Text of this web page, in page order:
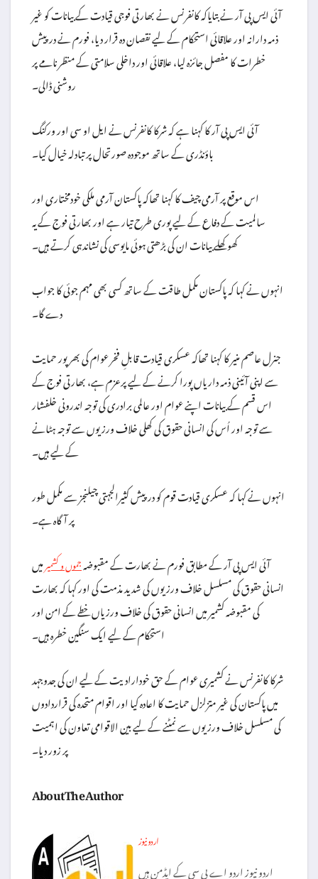
آئی ایس پی آر نے بتایاکہ کانفرنس نے بھارتی فوجی قیادت کے بیانات کو غیر
ذمہ دارانہ اور علاقائی استحکام کے لیے نقصان دہ قرار دیا، فورم نے درپیش
خطرات کا مفصل جائزہ لیا، علاقائی اور داخلی سلامتی کے منظر نامے پر
روشنی ڈالی۔
آئی ایس پی آر کا کہنا ہے کہ شرکا کانفرنس نے ایل او سی اور ورکنگ
باؤنڈری کے ساتھ موجودہ صورتحال پر تبادلہ خیال کیا۔
اس موقع پر آرمی چیف کا کہنا تھاکہ پاکستان آرمی ملکی خودمختاری اور
سالمیت کے دفاع کے لیے پوری طرح تیار ہے اور بھارتی فوج کے یہ
کھوکھلے بیانات ان کی بڑھتی ہوئی مایوسی کی نشاندہی کرتے ہیں۔
انہوں نے کہا کہ پاکستان مکمل طاقت کے ساتھ کسی بھی مہم جوئی کا جواب
دے گا۔
جنرل عاصم منیر کا کہنا تھاکہ عسکری قیادت قابلِ فخر عوام کی بھرپور حمایت
سے اپنی آئینی ذمہ داریاں پورا کرنے کے لیے پرعزم ہے، بھارتی فوج کے
اس قسم کے بیانات اپنے عوام اور عالمی برادری کی توجہ اندرونی خلفشار
سے توجہ اور اُس کی انسانی حقوق کی کھلی خلاف ورزیوں سے توجہ ہٹانے
کے لیے ہیں۔
انہوں نے کہا کہ عسکری قیادت قوم کو درپیش کثیرالجہتی چیلنجز سے مکمل طور
پر آگاہ ہے۔
آئی ایس پی آر کے مطابق فورم نے بھارت کے مقبوضہجموں و کشمیرمیں
انسانی حقوق کی مسلسل خلاف ورزیوں کی شدید مذمت کی اور کہا کہ بھارت
کی مقبوضہ کشمیر میں انسانی حقوق کی خلاف ورزیاں خطے کے امن اور
استحکام کے لیے ایک سنگین خطرہ ہیں۔
شرکا کانفرنس نے کشمیری عوام کے حق خودارادیت کے لیے ان کی جدوجہد
میں پاکستان کی غیر متزلزل حمایت کا اعادہ کیا اور اقوام متحدہ کی قراردادوں
کی مسلسل خلاف ورزیوں سے نمٹنے کے لیے بین الاقوامی تعاون کی اہمیت
پر زور دیا۔
About The Author
اردو نیوز
اردو نیوز اردو اے بی سی کے ایڈمن ہیں